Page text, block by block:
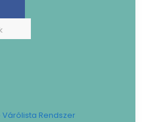
Rendszer